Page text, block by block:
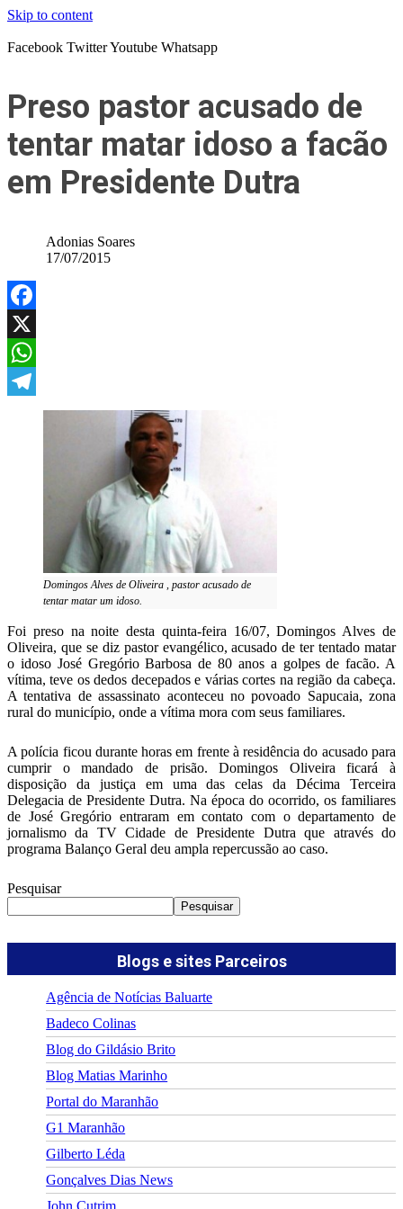
Skip to content
Facebook TwitterYoutube Whatsapp
Preso pastor acusado de
tentar matar idoso a facão
em Presidente Dutra
Adonias Soares
17/07/2015
Facebook
X
WhatsApp
Telegram
Domingos Alves de Oliveira , pastor acusado de
tentar matar um idoso.
Foi preso na noite desta quinta-feira 16/07, Domingos Alves de
Oliveira, que se diz pastor evangélico, acusado de ter tentado matar
o idoso José Gregório Barbosa de 80 anos a golpes de facão. A
vítima, teve os dedos decepados e várias cortes na região da cabeça.
A tentativa de assassinato aconteceu no povoado Sapucaia, zona
rural do município, onde a vítima mora com seus familiares.
A polícia ficou durante horas em frente à residência do acusado para
cumprir o mandado de prisão. Domingos Oliveira ficará à
disposição da justiça em uma das celas da Décima Terceira
Delegacia de Presidente Dutra. Na época do ocorrido, os familiares
de José Gregório entraram em contato com o departamento de
jornalismo da TV Cidade de Presidente Dutra que através do
programa Balanço Geral deu ampla repercussão ao caso.
Pesquisar
Pesquisar
Blogs e sites Parceiros
Agência de Notícias Baluarte
Badeco Colinas
Blog do Gildásio Brito
Blog Matias Marinho
Portal do Maranhão
G1 Maranhão
Gilberto Léda
Gonçalves Dias News
John Cutrim